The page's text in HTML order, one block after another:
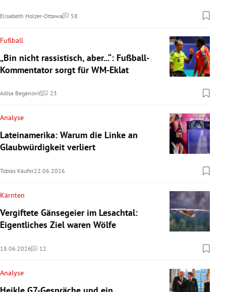
Elisabeth Holzer-Ottawa 58
Kommentare
Fußball
„Bin nicht rassistisch, aber...“: Fußball-
Kommentator sorgt für WM-Eklat
Adisa Beganović 23
Kommentare
Analyse
Lateinamerika: Warum die Linke an
Glaubwürdigkeit verliert
Tobias Käufer22.06.2026
Kärnten
Vergiftete Gänsegeier im Lesachtal:
Eigentliches Ziel waren Wölfe
18.06.2026 12
Kommentare
Analyse